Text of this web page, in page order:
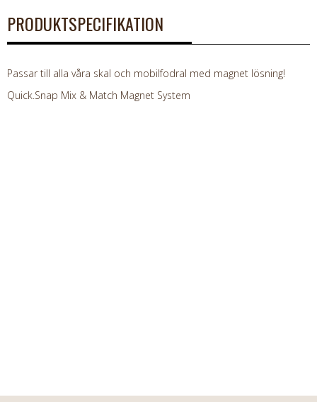
PRODUKTSPECIFIKATION
Passar till alla våra skal och mobilfodral med magnet lösning!
Quick.Snap Mix & Match Magnet System